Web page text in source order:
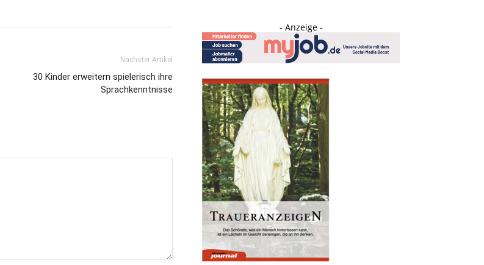
Nächster Artikel
30 Kinder erweitern spielerisch ihre
Sprachkenntnisse
- Anzeige -